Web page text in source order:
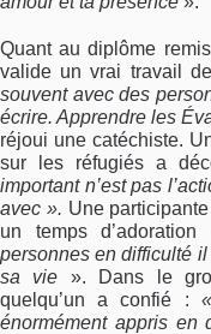
Quant au diplôme
valide un vrai travail
souvent avec des
écrire. Apprendre les
réjoui une catéchiste.
sur les réfugiés a
important n’est pas
avec ». Une
un temps
personnes en difficulté il
sa vie ». Dans le
quelqu’un a confié :
énormément appris en